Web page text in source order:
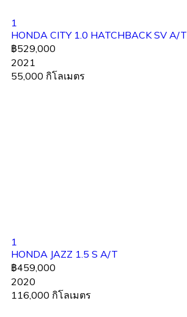
1
HONDA CITY 1.0 HATCHBACK SV A/T
฿529,000
2021
55,000 กิโลเมตร
1
HONDA JAZZ 1.5 S A/T
฿459,000
2020
116,000 กิโลเมตร